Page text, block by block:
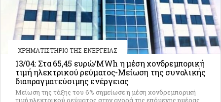
ΧΡΗΜΑΤΙΣΤΗΡΙΟ ΤΗΣ ΕΝΕΡΓΕΙΑΣ
13/04: Στα 65,45 ευρώ/MWh η μέση χονδρεμπορική
τιμή ηλεκτρικού ρεύματος-Μείωση της συνολικής
διαπραγματεύσιμης ενέργειας
Μείωση της τάξης του 6% σημείωσε η μέση χονδρεμπορική
τιμή ηλεκτρικού ρεύματος στην αγορά της επόμενης ημέρας